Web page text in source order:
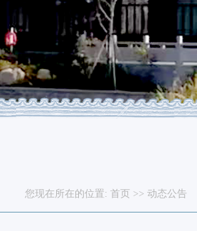
您现在所在的位置: 首页 >> 动态公告